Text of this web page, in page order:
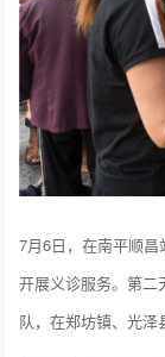
7月6日，在南平顺
开展义诊服务。第二
队，在郑坊镇、光泽